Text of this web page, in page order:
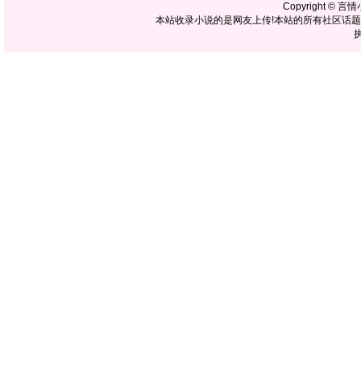
Copyright © 言情
本站收录小说的是网友上传!本站的所有社区话